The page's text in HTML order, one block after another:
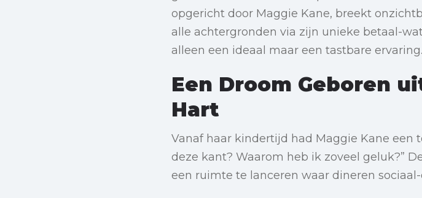
opgericht door Maggie Kane, breekt
alle achtergronden via zijn unieke betaal-
alleen een ideaal maar een tastbare ervaring.
Een Droom Geboren
Hart
Vanaf haar kindertijd had Maggie Kane een
deze kant? Waarom heb ik zoveel geluk?”
een ruimte te lanceren waar dineren